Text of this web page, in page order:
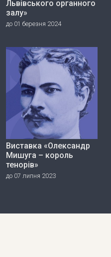
Львівського органного
залу»
до 01 березня 2024
Виставка «Олександр
Мишуга – король
тенорів»
до 07 липня 2023